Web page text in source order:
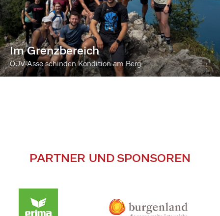
Im Grenzbereich
ÖJV-Asse schinden Kondition am Berg
PARTNER UND SPONSOREN